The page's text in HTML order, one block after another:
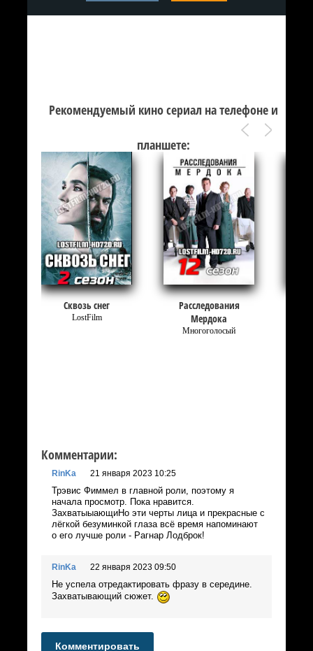
Рекомендуемый кино сериал на телефоне и
планшете:
Сквозь снег
LostFilm
Расследования
Мердока
Многоголосый
Комментарии:
RinKa 21 января 2023 10:25
Трэвис Фиммел в главной роли, поэтому я
начала просмотр. Пока нравится.
ЗахватыыающиНо эти черты лица и прекрасные с
лёгкой безуминкой глаза всё время напоминают
о его лучше роли - Рагнар Лодброк!
RinKa 22 января 2023 09:50
Не успела отредактировать фразу в середине.
Захватывающий сюжет.
Комментировать